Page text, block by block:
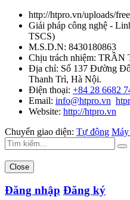
http://htpro.vn/uploads/
Giải pháp công nghệ -
TSCS)
M.S.D.N: 8430180863
Chịu trách nhiệm: TRẦN
Địa chỉ: Số 137 Đường
Thanh Trì, Hà Nội.
Điện thoại: +84 28 6682
Email: info@htpro.vn
Website: http://htpro.vn
Chuyển giao diện: Tự động
Close
Đăng nhập Đăng ký